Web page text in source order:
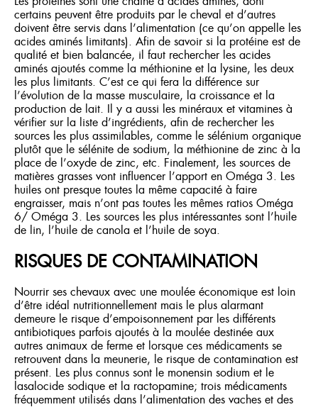
certains peuvent être produits par le cheval et d’autres
doivent être servis dans l’alimentation (ce qu’on appelle les
acides aminés limitants). Afin de savoir si la protéine est de
qualité et bien balancée, il faut rechercher les acides
aminés ajoutés comme la méthionine et la lysine, les deux
les plus limitants. C’est ce qui fera la différence sur
l’évolution de la masse musculaire, la croissance et la
production de lait. Il y a aussi les minéraux et vitamines à
vérifier sur la liste d’ingrédients, afin de rechercher les
sources les plus assimilables, comme le sélénium organique
plutôt que le sélénite de sodium, la méthionine de zinc à la
place de l’oxyde de zinc, etc. Finalement, les sources de
matières grasses vont influencer l’apport en Oméga 3. Les
huiles ont presque toutes la même capacité à faire
engraisser, mais n’ont pas toutes les mêmes ratios Oméga
6/ Oméga 3. Les sources les plus intéressantes sont l’huile
de lin, l’huile de canola et l’huile de soya.
RISQUES DE CONTAMINATION
Nourrir ses chevaux avec une moulée économique est loin
d’être idéal nutritionnellement mais le plus alarmant
demeure le risque d’empoisonnement par les différents
antibiotiques parfois ajoutés à la moulée destinée aux
autres animaux de ferme et lorsque ces médicaments se
retrouvent dans la meunerie, le risque de contamination est
présent. Les plus connus sont le monensin sodium et le
lasalocide sodique et la ractopamine; trois médicaments
fréquemment utilisés dans l’alimentation des vaches et des